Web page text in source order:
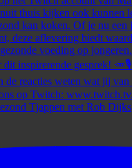
Tjappen met Rob Dijks